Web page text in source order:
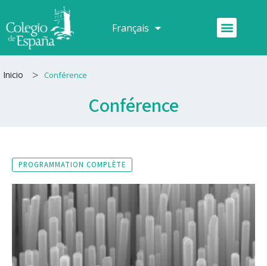
au
contenu
Français
Español Menu
Inicio > Conférence
Conférence
PROGRAMMATION COMPLÈTE